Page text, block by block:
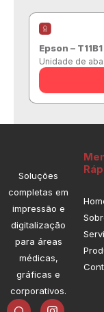
Epson –
Unidade de
Soluções
completas em
impressão e
digitalização
para áreas
médicas,
gráficas e
corporativos.
I